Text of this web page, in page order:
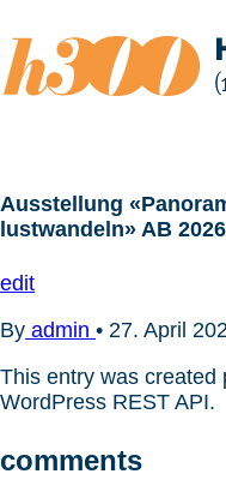
Inhalt
springen
Ausstellung
lustwandeln» AB
edit
By admin • 27. April
This entry was created
WordPress REST API.
comments